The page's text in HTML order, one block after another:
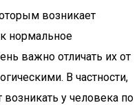
возникает
нормальное
важно отличать их от
В частности,
у человека по